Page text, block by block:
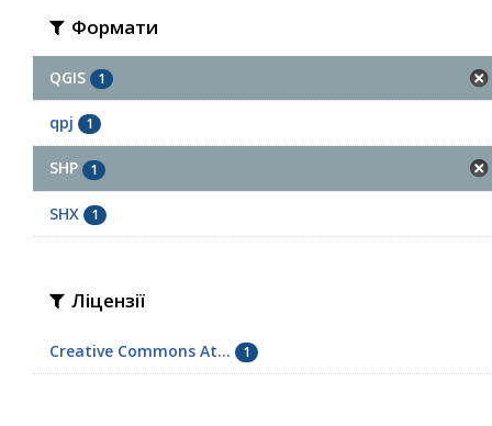
Формати
QGIS 1
qpj 1
SHP 1
SHX 1
Ліцензії
Creative Commons At... 1